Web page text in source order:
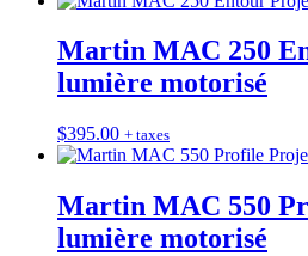
Martin MAC 250
lumière motorisé
$395.00 + taxes
Martin MAC 550
lumière motorisé